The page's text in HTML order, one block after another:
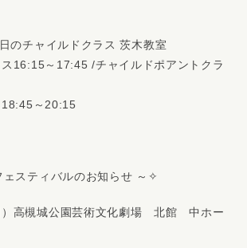
のチャイルドクラス 茨木教室
ス16:15～17:45 /チャイルドポアントクラ
18:45～20:15
スティバルのお知らせ ～✧
）高槻城公園芸術文化劇場 北館 中ホー